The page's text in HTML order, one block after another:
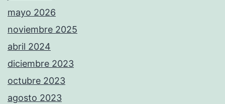
mayo 2026
noviembre 2025
abril 2024
diciembre 2023
octubre 2023
agosto 2023